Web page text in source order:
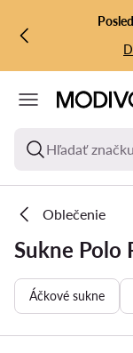
PREJSŤ NA
PREJSŤ NA
Hľadať
Oblečenie
Sukne Polo
Áčkové sukne